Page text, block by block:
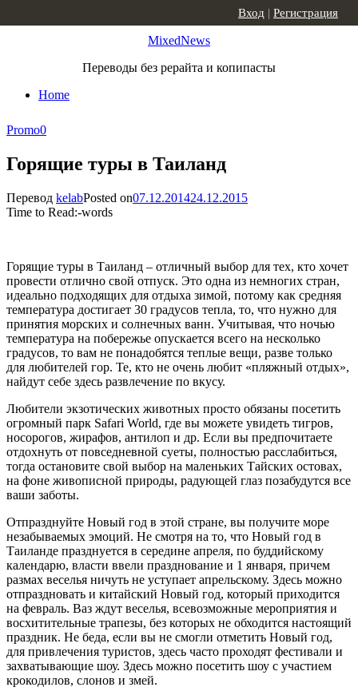
MixedNews
Переводы без рерайта и копипасты
Home
Вход | Регистрация
Promo0
Горящие туры в Таиланд
Перевод kelabPosted on07.12.201424.12.2015
Time to Read:-words
Горящие туры в Таиланд – отличный выбор для тех, кто хочет
провести отлично свой отпуск. Это одна из немногих стран,
идеально подходящих для отдыха зимой, потому как средняя
температура достигает 30 градусов тепла, то, что нужно для
принятия морских и солнечных ванн. Учитывая, что ночью
температура на побережье опускается всего на несколько
градусов, то вам не понадобятся теплые вещи, разве только
для любителей гор. Те, кто не очень любит «пляжный отдых»,
найдут себе здесь развлечение по вкусу.
Любители экзотических животных просто обязаны посетить
огромный парк Safari World, где вы можете увидеть тигров,
носорогов, жирафов, антилоп и др. Если вы предпочитаете
отдохнуть от повседневной суеты, полностью расслабиться,
тогда остановите свой выбор на маленьких Тайских остовах,
на фоне живописной природы, радующей глаз позабудутся все
ваши заботы.
Отпразднуйте Новый год в этой стране, вы получите море
незабываемых эмоций. Не смотря на то, что Новый год в
Таиланде празднуется в середине апреля, по буддийскому
календарю, власти ввели празднование и 1 января, причем
размах веселья ничуть не уступает апрельскому. Здесь можно
отпраздновать и китайский Новый год, который приходится
на февраль. Ваз ждут веселья, всевозможные мероприятия и
восхитительные трапезы, без которых не обходится настоящий
праздник. Не беда, если вы не смогли отметить Новый год,
для привлечения туристов, здесь часто проходят фестивали и
захватывающие шоу. Здесь можно посетить шоу с участием
крокодилов, слонов и змей.